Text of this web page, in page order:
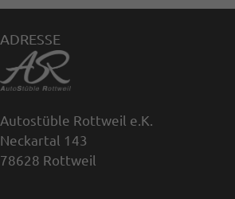
ADRESSE
Autostüble Rottweil e.K.
Neckartal 143
78628 Rottweil